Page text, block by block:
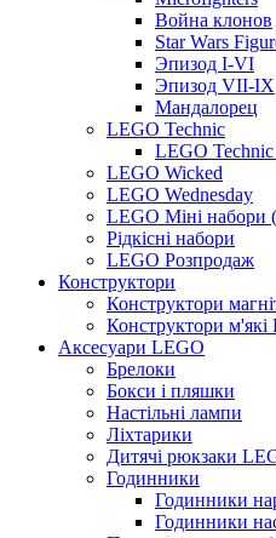
Война клонов
Star Wars
Эпизод I-VI
Эпизод VII-IX
Мандалорец
LEGO Technic
LEGO Technic
LEGO Wicked
LEGO Wednesday
LEGO Міні набори
Рідкісні набори
LEGO Розпродаж
Конструктори
Конструктори
Конструктори м'які
Аксесуари LEGO
Брелоки
Бокси і пляшки
Настільні лампи
Ліхтарики
Дитячі рюкзаки
Годинники
Годинники
Годинники